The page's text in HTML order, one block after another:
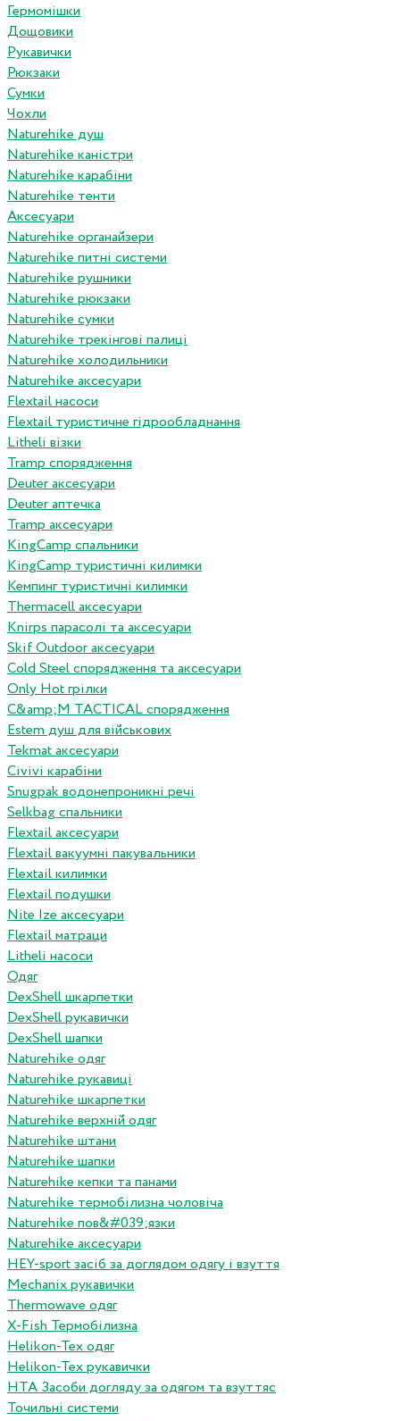
Гермомішки
Дощовики
Рукавички
Рюкзаки
Сумки
Чохли
Naturehike душ
Naturehike каністри
Naturehike карабіни
Naturehike тенти
Аксесуари
Naturehike органайзери
Naturehike питні системи
Naturehike рушники
Naturehike рюкзаки
Naturehike сумки
Naturehike трекінгові палиці
Naturehike холодильники
Naturehike аксесуари
Flextail насоси
Flextail туристичне гідрообладнання
Litheli візки
Tramp спорядження
Deuter аксесуари
Deuter аптечка
Tramp аксесуари
KingCamp спальники
KingCamp туристичні килимки
Кемпинг туристичні килимки
Thermacell аксесуари
Knirps парасолі та аксесуари
Skif Outdoor аксесуари
Cold Steel спорядження та аксесуари
Only Hot грілки
C&amp;M TACTICAL спорядження
Estem душ для військових
Tekmat аксесуари
Сivivi карабіни
Snugpak водонепроникні речі
Selkbag спальники
Flextail аксесуари
Flextail вакуумні пакувальники
Flextail килимки
Flextail подушки
Nite Ize аксесуари
Flextail матраци
Litheli насоси
Одяг
DexShell шкарпетки
DexShell рукавички
DexShell шапки
Naturehike одяг
Naturehike рукавиці
Naturehike шкарпетки
Naturehike верхній одяг
Naturehike штани
Naturehike шапки
Naturehike кепки та панами
Naturehike термобілизна чоловіча
Naturehike пов&#039;язки
Naturehike аксесуари
HEY-sport засіб за доглядом одягу і взуття
Mechanix рукавички
Thermowave одяг
X-Fish Термобілизна
Helikon-Tex одяг
Helikon-Tex рукавички
HTA Засоби догляду за одягом та взуттяс
Точильні системи